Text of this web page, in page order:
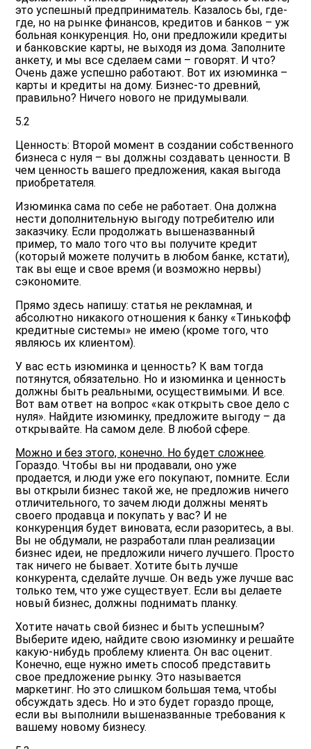
это успешный предприниматель. Казалось бы, где-
где, но на рынке финансов, кредитов и банков – уж
больная конкуренция. Но, они предложили кредиты
и банковские карты, не выходя из дома. Заполните
анкету, и мы все сделаем сами – говорят. И что?
Очень даже успешно работают. Вот их изюминка –
карты и кредиты на дому. Бизнес-то древний,
правильно? Ничего нового не придумывали.
5.2
Ценность: Второй момент в создании собственного
бизнеса с нуля – вы должны создавать ценности. В
чем ценность вашего предложения, какая выгода
приобретателя.
Изюминка сама по себе не работает. Она должна
нести дополнительную выгоду потребителю или
заказчику. Если продолжать вышеназванный
пример, то мало того что вы получите кредит
(который можете получить в любом банке, кстати),
так вы еще и свое время (и возможно нервы)
сэкономите.
Прямо здесь напишу: статья не рекламная, и
абсолютно никакого отношения к банку «Тинькофф
кредитные системы» не имею (кроме того, что
являюсь их клиентом).
У вас есть изюминка и ценность? К вам тогда
потянутся, обязательно. Но и изюминка и ценность
должны быть реальными, осуществимыми. И все.
Вот вам ответ на вопрос «как открыть свое дело с
нуля». Найдите изюминку, предложите выгоду – да
открывайте. На самом деле. В любой сфере.
Можно и без этого, конечно. Но будет сложнее.
Гораздо. Чтобы вы ни продавали, оно уже
продается, и люди уже его покупают, помните. Если
вы открыли бизнес такой же, не предложив ничего
отличительного, то зачем люди должны менять
своего продавца и покупать у вас? И не
конкуренция будет виновата, если разоритесь, а вы.
Вы не обдумали, не разработали план реализации
бизнес идеи, не предложили ничего лучшего. Просто
так ничего не бывает. Хотите быть лучше
конкурента, сделайте лучше. Он ведь уже лучше вас
только тем, что уже существует. Если вы делаете
новый бизнес, должны поднимать планку.
Хотите начать свой бизнес и быть успешным?
Выберите идею, найдите свою изюминку и решайте
какую-нибудь проблему клиента. Он вас оценит.
Конечно, еще нужно иметь способ представить
свое предложение рынку. Это называется
маркетинг. Но это слишком большая тема, чтобы
обсуждать здесь. Но и это будет гораздо проще,
если вы выполнили вышеназванные требования к
вашему новому бизнесу.